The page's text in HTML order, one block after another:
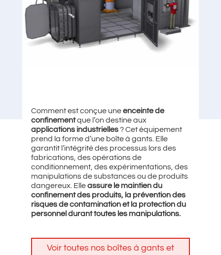
Comment est conçue uneenceinte de
confinementque l’on destine aux
applications industrielles? Cet équipement
prend la forme d’une boîte à gants. Elle
garantit l’intégrité des processus lors des
fabrications, des opérations de
conditionnement, des expérimentations, des
manipulations de substances ou de produits
dangereux. Elleassure le maintien du
confinement des produits, la prévention des
risques de contamination et la protection du
personnel durant toutes les manipulations.
Voir toutes nos boîtes à gants et